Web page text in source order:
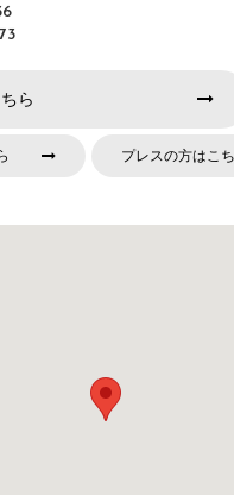
ら
プレスの方はこ